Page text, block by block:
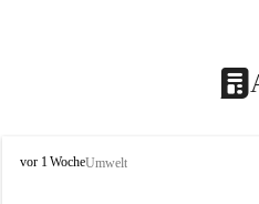
V
vor 1 WocheUmwelt